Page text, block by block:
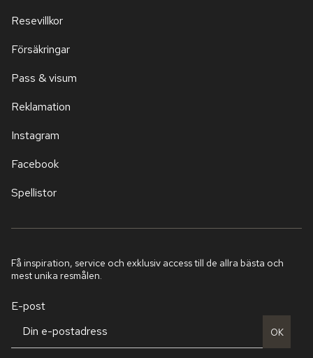
Resevillkor
Försäkringar
Pass & visum
Reklamation
Instagram
Facebook
Spellistor
Få inspiration, service och exklusiv access till de allra bästa och
mest unika resmålen.
E-post
OK